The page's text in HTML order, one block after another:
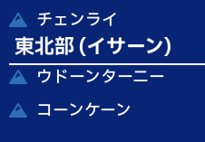
チェンライ
東北部 (イサーン)
ウドーンターニー
コーンケーン